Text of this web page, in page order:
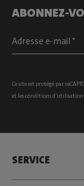
ABONNEZ-
Ce site est protégé par
et lesconditions d’utilisation
SERVICE